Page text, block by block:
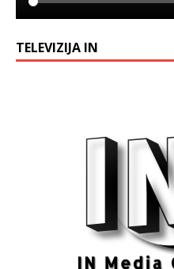
TELEVIZIJA IN